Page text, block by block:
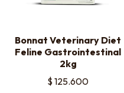
Bonnat Veterinary Diet
Feline Gastrointestinal
2kg
$ 125.600